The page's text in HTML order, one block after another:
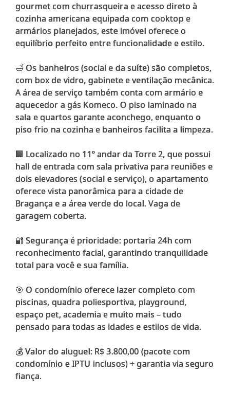
gourmet com churrasqueira e acesso direto à
cozinha americana equipada com cooktop e
armários planejados, este imóvel oferece o
equilíbrio perfeito entre funcionalidade e estilo.
🛁 Os banheiros (social e da suíte) são completos,
com box de vidro, gabinete e ventilação mecânica.
A área de serviço também conta com armário e
aquecedor a gás Komeco. O piso laminado na
sala e quartos garante aconchego, enquanto o
piso frio na cozinha e banheiros facilita a limpeza.
🏢 Localizado no 11º andar da Torre 2, que possui
hall de entrada com sala privativa para reuniões e
dois elevadores (social e serviço), o apartamento
oferece vista panorâmica para a cidade de
Bragança e a área verde do local. Vaga de
garagem coberta.
🔐 Segurança é prioridade: portaria 24h com
reconhecimento facial, garantindo tranquilidade
total para você e sua família.
🎯 O condomínio oferece lazer completo com
piscinas, quadra poliesportiva, playground,
espaço pet, academia e muito mais – tudo
pensado para todas as idades e estilos de vida.
💰 Valor do aluguel: R$ 3.800,00 (pacote com
condomínio e IPTU inclusos) + garantia via seguro
fiança.